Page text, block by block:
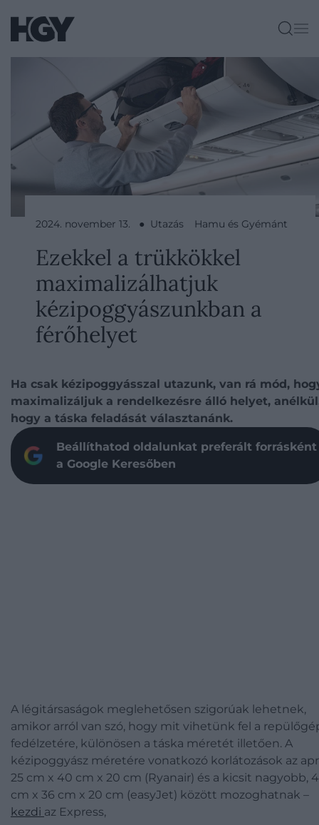
2024. november 13. ● Utazás Hamu és Gyémánt
Ezekkel a trükkökkel
maximalizálhatjuk
kézipoggyászunkban a
férőhelyet
Ha csak kézipoggyásszal utazunk, van rá mód,
maximalizáljuk a rendelkezésre álló helyet,
hogy a táska feladását választanánk.
Beállíthatod oldalunkat preferált forrásként
a Google Keresőben
A légitársaságok meglehetősen szigorúak lehetnek,
amikor arról van szó, hogy mit vihetünk fel a
fedélzetére, különösen a táska méretét illetően. A
kézipoggyász méretére vonatkozó korlátozások az
25 cm x 40 cm x 20 cm (Ryanair) és a kicsit nagyobb,
cm x 36 cm x 20 cm (easyJet) között mozoghatnak –
kezdi az Express,